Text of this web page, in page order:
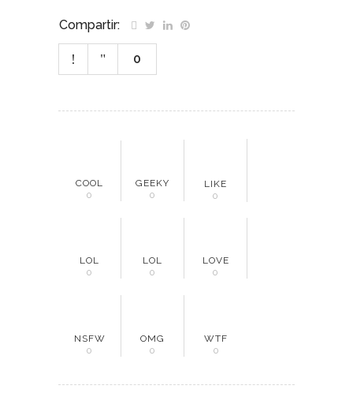
Compartir:
0
COOL
0
GEEKY
0
LIKE
0
LOL
0
LOL
0
LOVE
0
NSFW
0
OMG
0
WTF
0